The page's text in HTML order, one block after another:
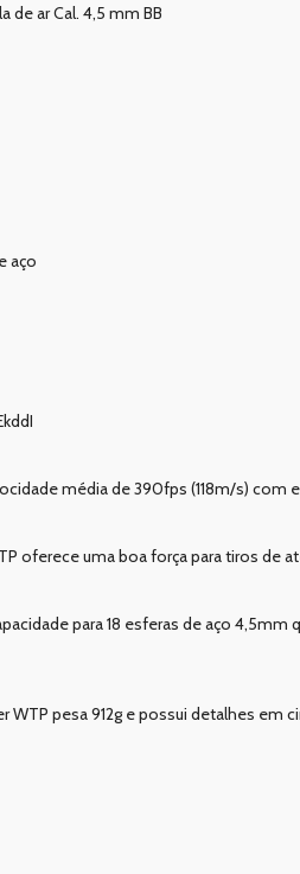
de ar Cal. 4,5 mm BB
aço
média de 390fps (118m/s)
oferece uma boa força para tiros
para 18 esferas de aço
WTP pesa 912g e possui detalhes